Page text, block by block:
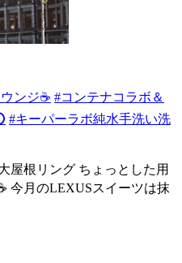
ンジ☕️ #コンテナコラボ＆
#キーパーラボ純水手洗い洗
屋根リング ちょっとした用
今月のLEXUSスイーツは抹